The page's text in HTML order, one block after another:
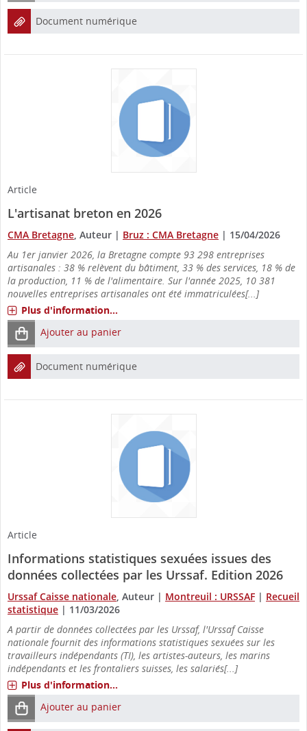
Document numérique
Article
L'artisanat breton en 2026
CMA Bretagne , Auteur | Bruz : CMA Bretagne | 15/04/2026
Au 1er janvier 2026, la Bretagne compte 93 298 entreprises
artisanales : 38 % relèvent du bâtiment, 33 % des services, 18 % de
la production, 11 % de l'alimentaire. Sur l'année 2025, 10 381
nouvelles entreprises artisanales ont été immatriculées[...]
Plus d'information...
Ajouter au panier
Document numérique
Article
Informations statistiques sexuées issues des
données collectées par les Urssaf. Edition 2026
Urssaf Caisse nationale , Auteur | Montreuil : URSSAF | Recueil
statistique | 11/03/2026
A partir de données collectées par les Urssaf, l'Urssaf Caisse
nationale fournit des informations statistiques sexuées sur les
travailleurs indépendants (TI), les artistes-auteurs, les marins
indépendants et les frontaliers suisses, les salariés[...]
Plus d'information...
Ajouter au panier